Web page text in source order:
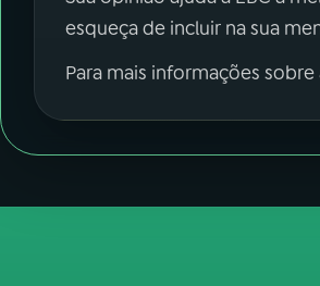
esqueça de incluir na sua
Para mais informações